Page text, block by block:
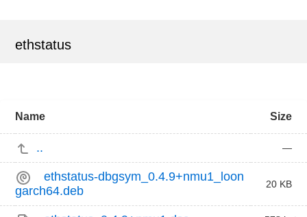
ethstatus
Name Size
.. —
ethstatus-dbgsym_0.4.9+nmu1_loon
garch64.deb
20 KB